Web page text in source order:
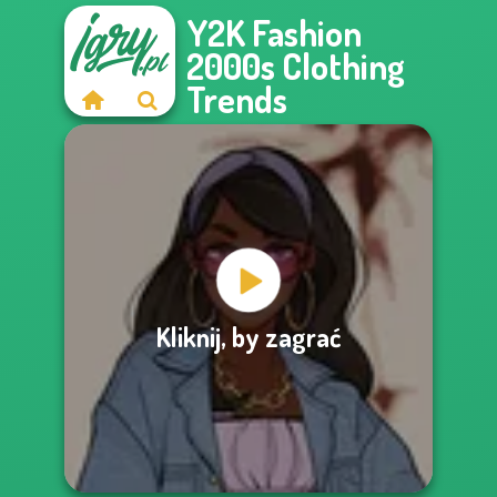
Y2K Fashion
2000s Clothing
Trends
Kliknij, by zagrać